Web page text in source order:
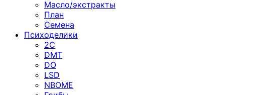
Масло/экстракты
План
Семена
Психоделики
2C
DMT
DO
LSD
NBOME